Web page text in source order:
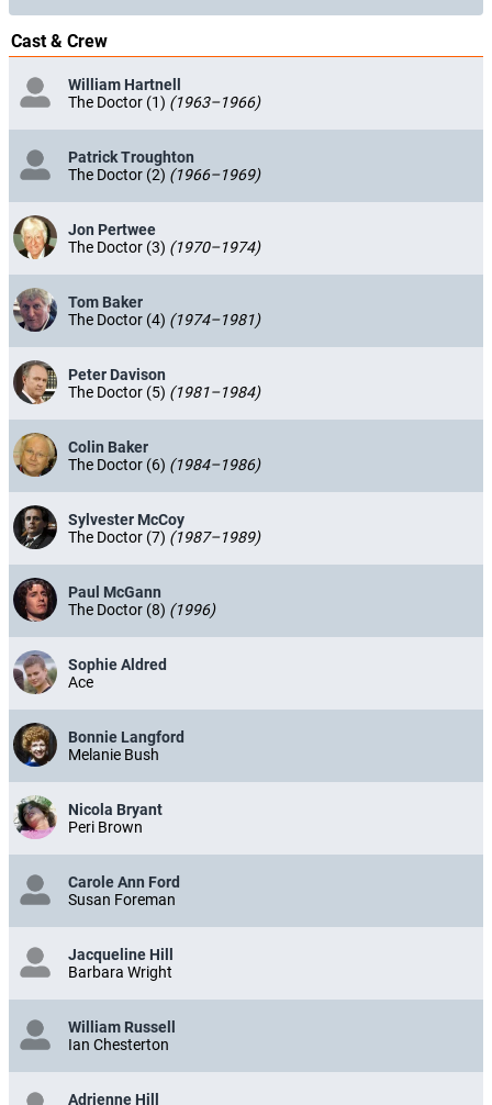
Cast & Crew
William Hartnell
The Doctor (1) (1963–1966)
Patrick Troughton
The Doctor (2) (1966–1969)
Jon Pertwee
The Doctor (3) (1970–1974)
Tom Baker
The Doctor (4) (1974–1981)
Peter Davison
The Doctor (5) (1981–1984)
Colin Baker
The Doctor (6) (1984–1986)
Sylvester McCoy
The Doctor (7) (1987–1989)
Paul McGann
The Doctor (8) (1996)
Sophie Aldred
Ace
Bonnie Langford
Melanie Bush
Nicola Bryant
Peri Brown
Carole Ann Ford
Susan Foreman
Jacqueline Hill
Barbara Wright
William Russell
Ian Chesterton
Adrienne Hill